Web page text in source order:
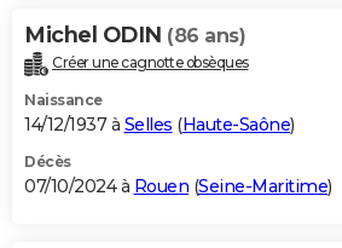
Michel ODIN (86 ans)
Créer une cagnotte obsèques
Naissance
14/12/1937 à Selles (Haute-Saône)
Décès
07/10/2024 à Rouen (Seine-Maritime)